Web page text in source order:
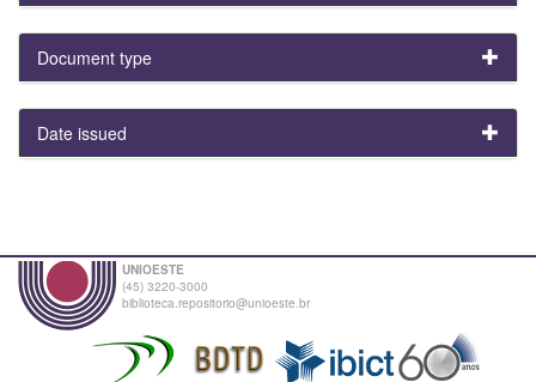
Document type
Date issued
UNIOESTE
(45) 3220-3000
biblioteca.repositorio@unioeste.br